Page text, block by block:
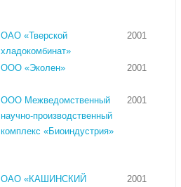
ОАО «Тверской
хладокомбинат»
2001
ООО «Эколен» 2001
ООО Межведомственный
научно-производственный
комплекс «Биоиндустрия»
2001
ОАО «КАШИНСКИЙ
2001